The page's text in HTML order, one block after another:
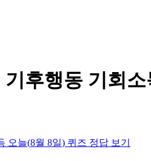
후행동 기회소
오늘(8월 8일) 퀴즈 정답 보기